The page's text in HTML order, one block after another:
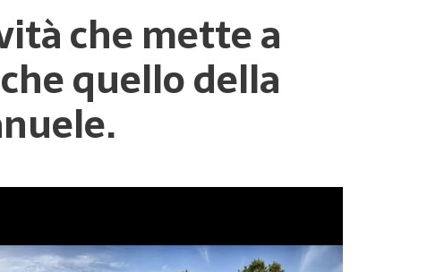
che mette a
quello della